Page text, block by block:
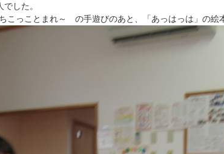
した。
こっことまれ～ の手遊びのあと、「あっはっは」の絵